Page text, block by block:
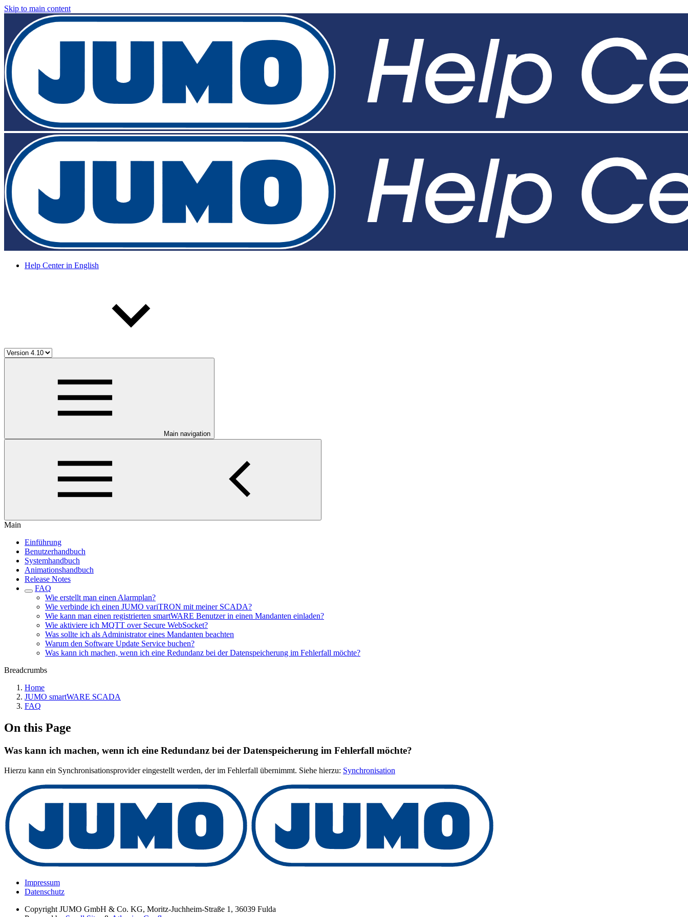
Skip to main content
Help Center in English
Main navigation
Main
Einführung
Benutzerhandbuch
Systemhandbuch
Animationshandbuch
Release Notes
FAQ
Wie erstellt man einen Alarmplan?
Wie verbinde ich einen JUMO variTRON mit meiner SCADA?
Wie kann man einen registrierten smartWARE Benutzer in einen Mandanten einladen?
Wie aktiviere ich MQTT over Secure WebSocket?
Was sollte ich als Administrator eines Mandanten beachten
Warum den Software Update Service buchen?
Was kann ich machen, wenn ich eine Redundanz bei der Datenspeicherung im Fehlerfall möchte?
Breadcrumbs
Home
JUMO smartWARE SCADA
FAQ
On this Page
Was kann ich machen, wenn ich eine Redundanz bei der Datenspeicherung im Fehlerfall möchte?
Hierzu kann ein Synchronisationsprovider eingestellt werden, der im Fehlerfall übernimmt. Siehe hierzu: Synchronisation
Impressum
Datenschutz
Copyright JUMO GmbH & Co. KG, Moritz-Juchheim-Straße 1, 36039 Fulda